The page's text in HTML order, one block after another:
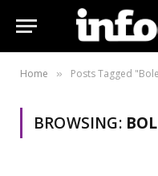
Home » Posts Tagged
BROWSING: